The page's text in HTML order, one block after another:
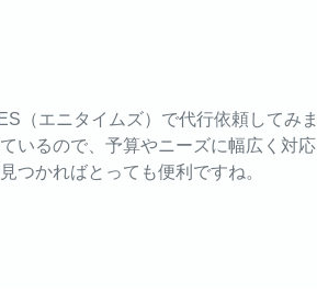
（エニタイムズ）で代行依頼してみ
いるので、予算やニーズに幅広く対
つかればとっても便利ですね。